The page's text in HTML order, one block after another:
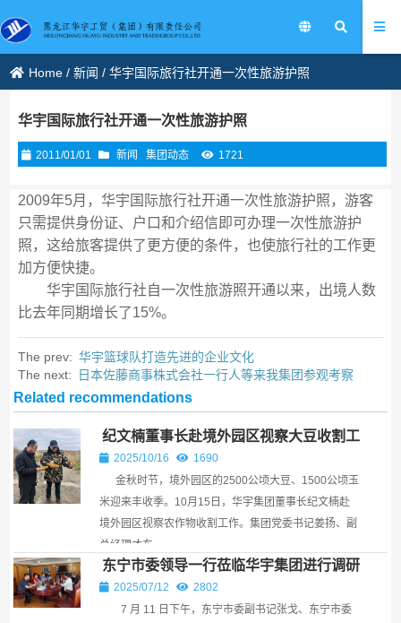
Home /新闻 /华宇国际旅行社开通一次性旅游护照
华宇国际旅行社开通一次性旅游护照
2011/01/01 新闻 集团动态 1721
2009年5月，华宇国际旅行社开通一次性旅游护照，游客
只需提供身份证、户口和介绍信即可办理一次性旅游护
照，这给旅客提供了更方便的条件，也使旅行社的工作更
加方便快捷。
华宇国际旅行社自一次性旅游照开通以来，出境人数
比去年同期增长了15%。
The prev: 华宇篮球队打造先进的企业文化
The next:
日本佐藤商事株式会社一行人等来我集团参观考察
Related recommendations
纪文楠董事长赴境外园区视察大豆收割工
作2025/10/16
1690
金秋时节，境外园区的2500公顷大豆、1500公顷玉
米迎来丰收季。10月15日，华宇集团董事长纪文楠赴
境外园区视察农作物收割工作。集团党委书记姜扬、副
总经理才东...
东宁市委领导一行莅临华宇集团进行调研
￼2025/07/12
2802
7 月 11 日下午，东宁市委副书记张戈、东宁市委